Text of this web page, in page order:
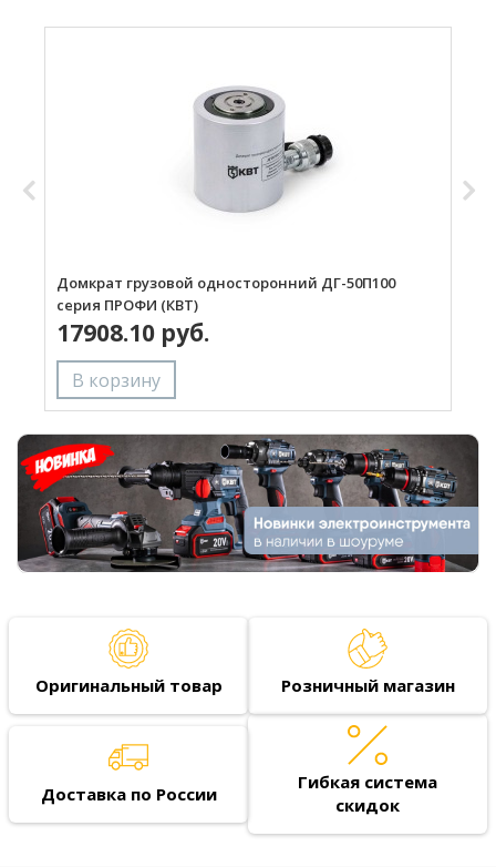
Домкрат грузовой односторонний ДГ-50П100
серия ПРОФИ (КВТ)
17908.10 руб.
Оригинальный товар Розничный магазин
Доставка по России
Гибкая система
скидок